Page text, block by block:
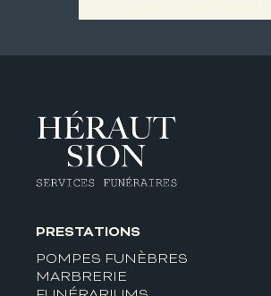
PRESTATIONS
POMPES FUNÈBRES
MARBRERIE